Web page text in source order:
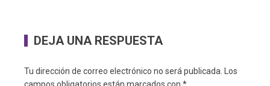
DEJA UNA RESPUESTA
Tu dirección de correo electrónico no será publicada.
Los